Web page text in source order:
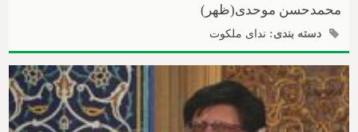
محمدحسن موحدی(ظهر)
دسته بندی: ندای ملکوت